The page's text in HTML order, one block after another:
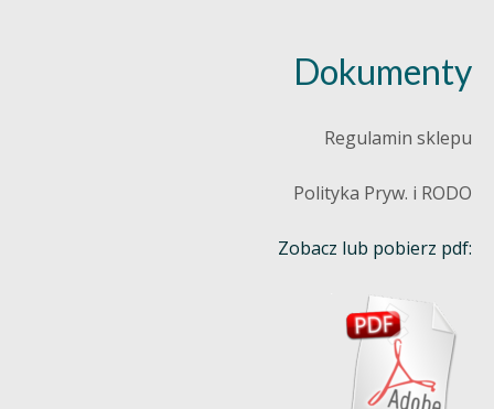
Dokumenty
Regulamin sklepu
Polityka Pryw. i RODO
Zobacz lub pobierz pdf: